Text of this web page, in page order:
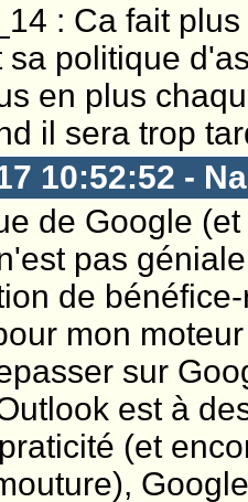
: Ca fait
sa politique
en plus
il sera trop
10:52:52 -
de Google
pas
de
mon
sur
est à
(et